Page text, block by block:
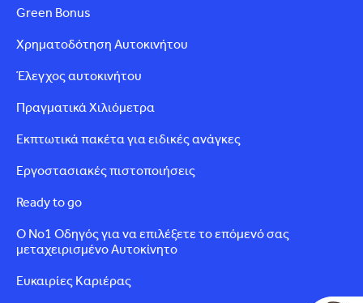
Green Bonus
Χρηματοδότηση Αυτοκινήτου
Έλεγχος αυτοκινήτου
Πραγματικά Χιλιόμετρα
Εκπτωτικά πακέτα για ειδικές ανάγκες
Εργοστασιακές πιστοποιήσεις
Ready to go
Ο Νο1 Οδηγός για να επιλέξετε το επόμενό σας
μεταχειρισμένο Αυτοκίνητο
Ευκαιρίες Καριέρας